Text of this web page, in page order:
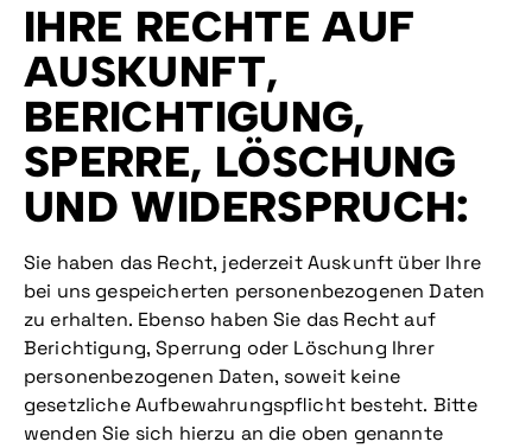
IHRE RECHTE AUF
AUSKUNFT,
BERICHTIGUNG,
SPERRE, LÖSCHUNG
UND WIDERSPRUCH:
Sie haben das Recht, jederzeit Auskunft über Ihre
bei uns gespeicherten personenbezogenen Daten
zu erhalten. Ebenso haben Sie das Recht auf
Berichtigung, Sperrung oder Löschung Ihrer
personenbezogenen Daten, soweit keine
gesetzliche Aufbewahrungspflicht besteht. Bitte
wenden Sie sich hierzu an die oben genannte